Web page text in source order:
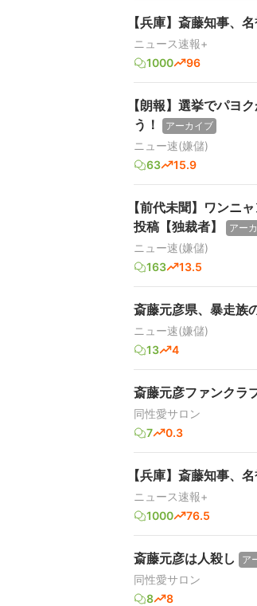
【兵庫】斎藤知事
ニュース速報+
1000
96
【朗報】選挙でパヨ
う！
アーカイブ
ニュー速(嫌儲)
63
15.9
【前代未聞】ワンニ
投稿【独裁者】
アー
ニュー速(嫌儲)
163
13.5
斎藤元彦県、暴走族
ニュー速(嫌儲)
13
4
斎藤元彦ファンクラ
同性愛サロン
7
0.3
【兵庫】斎藤知事
ニュース速報+
1000
76.5
斎藤元彦は人殺し ア
同性愛サロン
8
8